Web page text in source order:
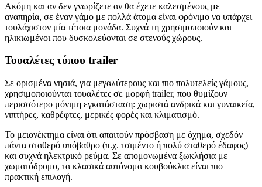
Ακόμη και αν δεν γνωρίζετε αν θα έχετε καλεσμένους με
αναπηρία, σε έναν γάμο με πολλά άτομα είναι φρόνιμο να υπάρχει
τουλάχιστον μία τέτοια μονάδα. Συχνά τη χρησιμοποιούν και
ηλικιωμένοι που δυσκολεύονται σε στενούς χώρους.
Τουαλέτες τύπου trailer
Σε ορισμένα νησιά, για μεγαλύτερους και πιο πολυτελείς γάμους,
χρησιμοποιούνται τουαλέτες σε μορφή trailer, που θυμίζουν
περισσότερο μόνιμη εγκατάσταση: χωριστά ανδρικά και γυναικεία,
νιπτήρες, καθρέφτες, μερικές φορές και κλιματισμό.
Το μειονέκτημα είναι ότι απαιτούν πρόσβαση με όχημα, σχεδόν
πάντα σταθερό υπόβαθρο (π.χ. τσιμέντο ή πολύ σταθερό έδαφος)
και συχνά ηλεκτρικό ρεύμα. Σε απομονωμένα ξωκλήσια με
χωματόδρομο, τα κλασικά αυτόνομα κουβούκλια είναι πιο
πρακτική επιλογή.